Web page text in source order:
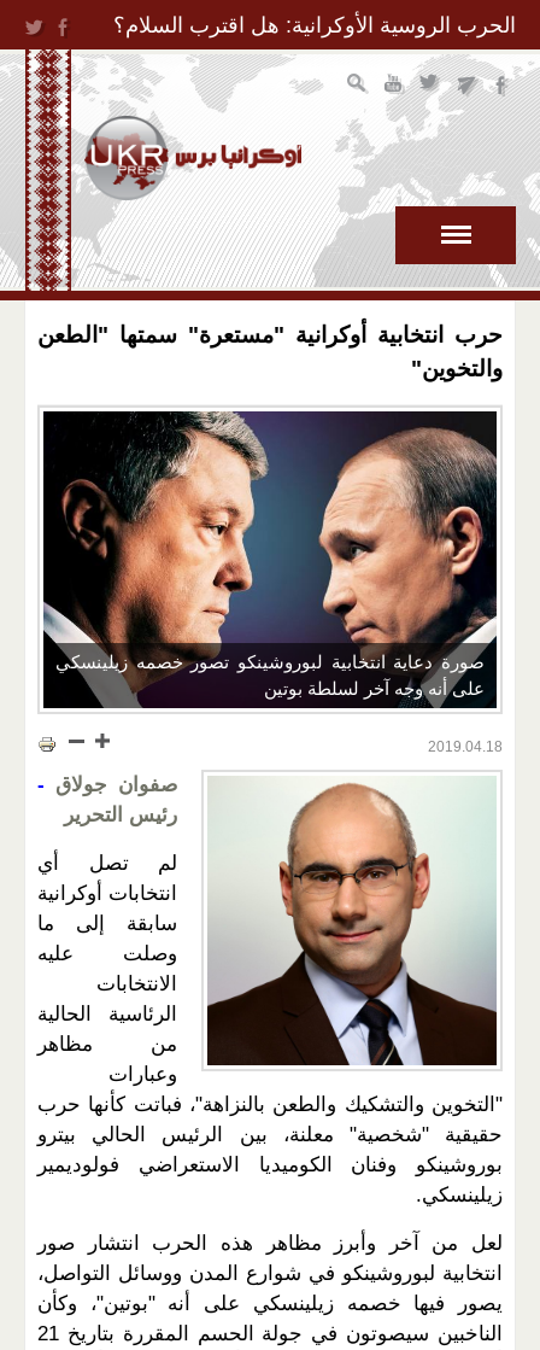
Jump to Navigation
الحرب الروسية الأوكرانية: هل اقترب السلام؟
حرب انتخابية أوكرانية "مستعرة" سمتها "الطعن
والتخوين"
صورة دعاية انتخابية لبوروشينكو تصور خصمه زيلينسكي
على أنه وجه آخر لسلطة بوتين
2019.04.18
صفوان جولاق -
رئيس التحرير
لم تصل أي
انتخابات أوكرانية
سابقة إلى ما
وصلت عليه
الانتخابات
الرئاسية الحالية
من مظاهر
وعبارات
"التخوين والتشكيك والطعن بالنزاهة"، فباتت كأنها حرب
حقيقية "شخصية" معلنة، بين الرئيس الحالي بيترو
بوروشينكو وفنان الكوميديا الاستعراضي فولوديمير
زيلينسكي.
لعل من آخر وأبرز مظاهر هذه الحرب انتشار صور
انتخابية لبوروشينكو في شوارع المدن ووسائل التواصل،
يصور فيها خصمه زيلينسكي على أنه "بوتين"، وكأن
الناخبين سيصوتون في جولة الحسم المقررة بتاريخ 21